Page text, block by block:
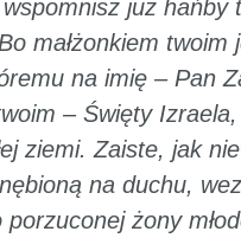
już hańby
małżonkiem twoim
na imię – Pan
– Święty
ziemi. Zaiste, jak
na duchu,
żony